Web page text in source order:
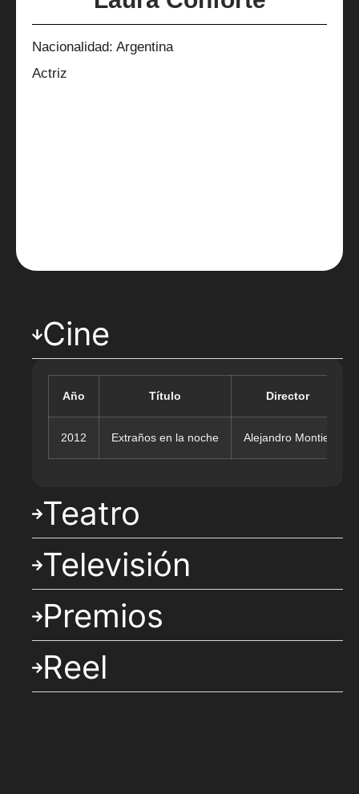
Nacionalidad: Argentina
Actriz
Cine
Año Título Director
2012 Extraños en la noche Alejandro Montiel
Teatro
Televisión
Premios
Reel